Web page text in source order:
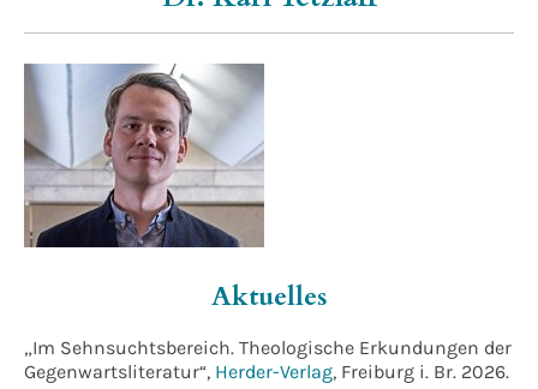
Aktuelles
„Im Sehnsuchtsbereich. Theologische Erkundungen der
Gegenwartsliteratur“, Herder-Verlag, Freiburg i. Br. 2026.